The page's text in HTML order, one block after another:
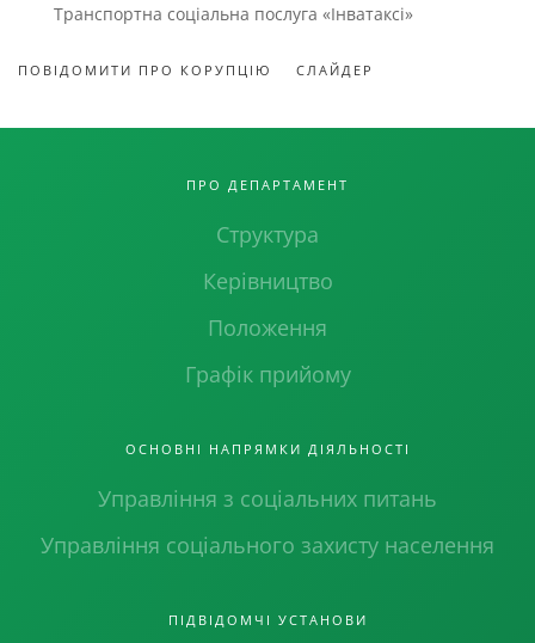
Транспортна соціальна послуга «Інватаксі»
ПОВІДОМИТИ ПРО КОРУПЦІЮ СЛАЙДЕР
ПРО ДЕПАРТАМЕНТ
Структура
Керівництво
Положення
Графік прийому
ОСНОВНІ НАПРЯМКИ ДІЯЛЬНОСТІ
Управління з соціальних питань
Управління соціального захисту населення
ПІДВІДОМЧІ УСТАНОВИ